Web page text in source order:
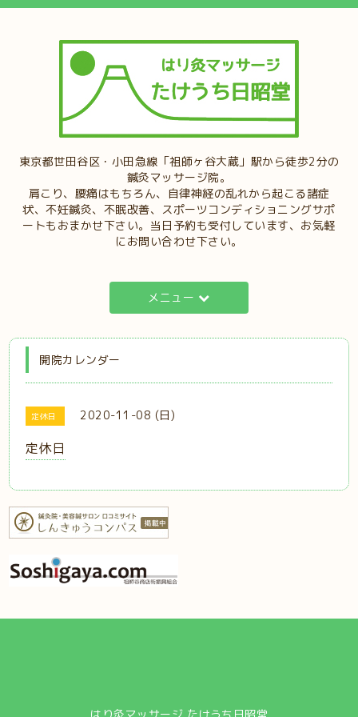
東京都世田谷区・小田急線「祖師ヶ谷大蔵」駅から徒歩2分の
鍼灸マッサージ院。
肩こり、腰痛はもちろん、自律神経の乱れから起こる諸症
状、不妊鍼灸、不眠改善、スポーツコンディショニングサポ
ートもおまかせ下さい。当日予約も受付しています、お気軽
にお問い合わせ下さい。
メニュー
開院カレンダー
定休日 2020-11-08 (日)
定休日